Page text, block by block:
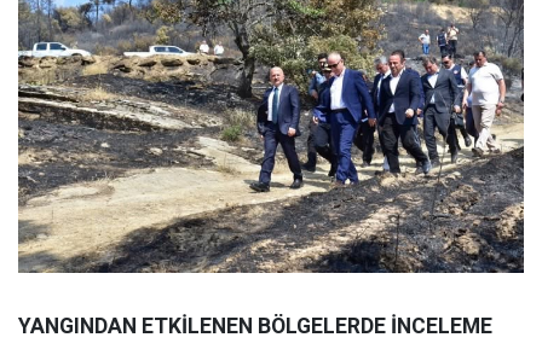
YANGINDAN ETKİLENEN BÖLGELERDE İNCELEME